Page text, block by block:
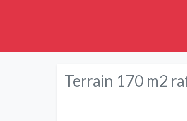
Terrain 170 m2